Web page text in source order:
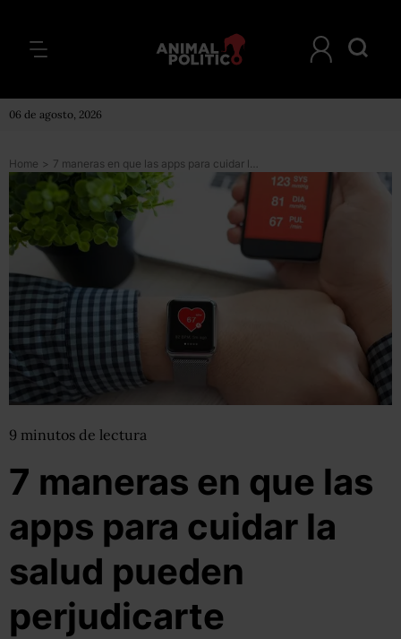
06 de agosto, 2026
Home > 7 maneras en que las apps para cuidar la salud pueden perjudicarte
9 minutos de lectura
7 maneras en que las
apps para cuidar la
salud pueden
perjudicarte